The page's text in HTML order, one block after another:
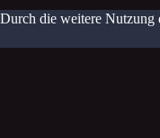
die weitere